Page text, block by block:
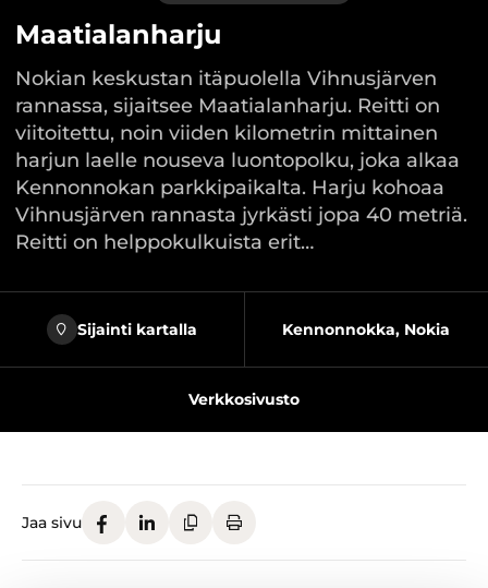
Maatialanharju
Nokian keskustan itäpuolella Vihnusjärven
rannassa, sijaitsee Maatialanharju. Reitti on
viitoitettu, noin viiden kilometrin mittainen
harjun laelle nouseva luontopolku, joka alkaa
Kennonnokan parkkipaikalta. Harju kohoaa
Vihnusjärven rannasta jyrkästi jopa 40 metriä.
Reitti on helppokulkuista erit…
Sijainti kartalla Kennonnokka, Nokia
Verkkosivusto
Jaa sivu